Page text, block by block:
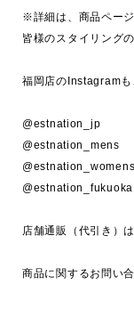
※詳細は、商品ペー
皆様のスタイリング
福岡店のInstagramも
@estnation_jp
@estnation_mens
@estnation_womens
@estnation_fukuoka
店舗通販（代引き）
商品に関するお問い